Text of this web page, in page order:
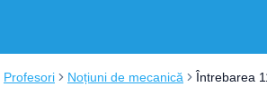
Profesori Noțiuni de mecanică Întrebarea